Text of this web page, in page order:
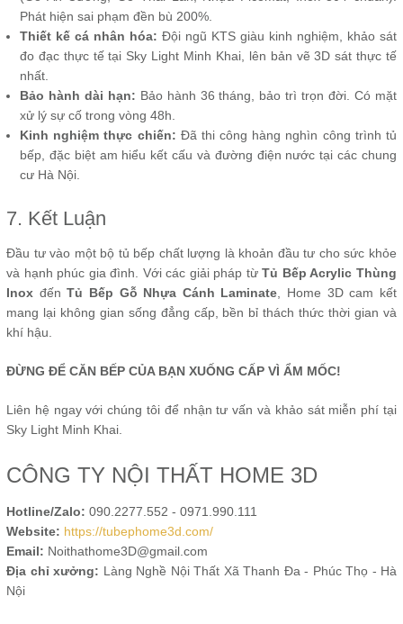
Phát hiện sai phạm đền bù 200%.
Thiết kế cá nhân hóa: Đội ngũ KTS giàu kinh nghiệm, khảo sát
đo đạc thực tế tại Sky Light Minh Khai, lên bản vẽ 3D sát thực tế
nhất.
Bảo hành dài hạn: Bảo hành 36 tháng, bảo trì trọn đời. Có mặt
xử lý sự cố trong vòng 48h.
Kinh nghiệm thực chiến: Đã thi công hàng nghìn công trình tủ
bếp, đặc biệt am hiểu kết cấu và đường điện nước tại các chung
cư Hà Nội.
7. Kết Luận
Đầu tư vào một bộ tủ bếp chất lượng là khoản đầu tư cho sức khỏe
và hạnh phúc gia đình. Với các giải pháp từTủ Bếp Acrylic Thùng
Inox đếnTủ Bếp Gỗ Nhựa Cánh Laminate , Home 3D cam kết
mang lại không gian sống đẳng cấp, bền bỉ thách thức thời gian và
khí hậu.
ĐỪNG ĐỂ CĂN BẾP CỦA BẠN XUỐNG CẤP VÌ ẨM MỐC!
Liên hệ ngay với chúng tôi để nhận tư vấn và khảo sát miễn phí tại
Sky Light Minh Khai.
CÔNG TY NỘI THẤT HOME 3D
Hotline/Zalo: 090.2277.552 - 0971.990.111
Website: https://tubephome3d.com/
Email: Noithathome3D@gmail.com
Địa chỉ xưởng: Làng Nghề Nội Thất Xã Thanh Đa - Phúc Thọ - Hà
Nội